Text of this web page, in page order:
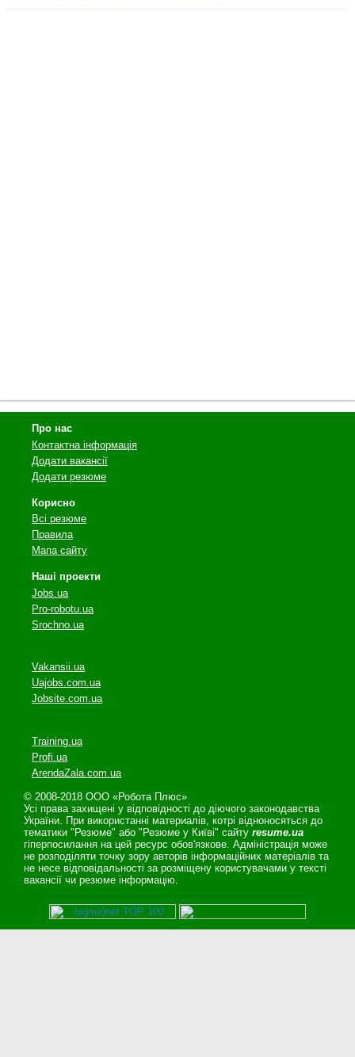
Про нас
Контактна інформація
Додати вакансії
Додати резюме
Корисно
Всі резюме
Правила
Мапа сайту
Наші проекти
Jobs.ua
Pro-robotu.ua
Srochno.ua
Vakansii.ua
Uajobs.com.ua
Jobsite.com.ua
Training.ua
Profi.ua
ArendaZala.com.ua
© 2008-2018 ООО «Робота Плюс»
Усі права захищені у відповідності до діючого законодавства
України. При використанні материалів, котрі відноносяться до
тематики "Резюме" або "Резюме у Київі" сайту resume.ua
гіперпосилання на цей ресурс обов'язкове. Адміністрація може
не розподіляти точку зору авторів інформаційних матеріалів та
не несе відповідальності за розміщену користувачами у тексті
вакансії чи резюме інформацію.